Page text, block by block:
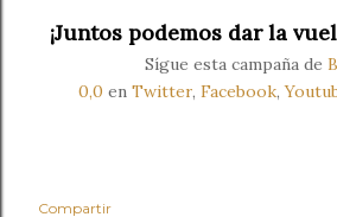
¡Juntos podemos dar la
Sígue esta campaña de
0,0 en Twitter, Facebook,Yout
Compartir